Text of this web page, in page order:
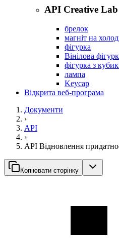
API Creative Lab
брелок
магніт на
фігурка
Вінілова
фігурка з
лампа
Keycap
Відкрита веб-програма
Документи
›
API
›
API Відновлення
Копіювати сторінку